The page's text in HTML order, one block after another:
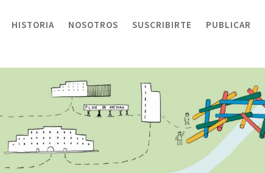
HISTORIA NOSOTROS SUSCRIBIRTE PUBLICAR